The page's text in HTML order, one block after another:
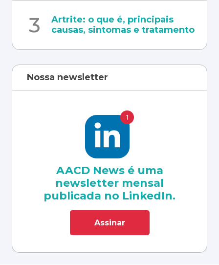
Artrite: o que é, principais
causas, sintomas e tratamento
Nossa newsletter
AACD News é uma
newsletter mensal
publicada no LinkedIn.
Assinar